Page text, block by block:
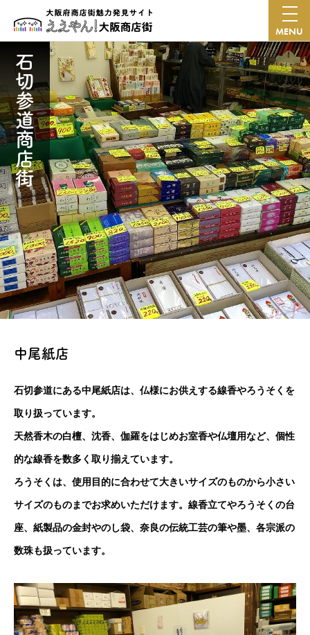
MENU
石切参道商店街
中尾紙店
石切参道にある中尾紙店は、仏様にお供えする線香やろうそくを
取り扱っています。
天然香木の白檀、沈香、伽羅をはじめお室香や仏壇用など、個性
的な線香を数多く取り揃えています。
ろうそくは、使用目的に合わせて大きいサイズのものから小さい
サイズのものまでお求めいただけます。線香立てやろうそくの台
座、紙製品の金封やのし袋、奈良の伝統工芸の筆や墨、各宗派の
数珠も扱っています。